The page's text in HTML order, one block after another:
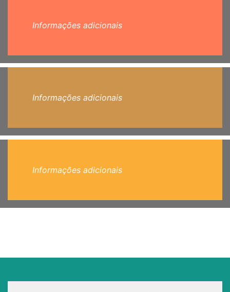
Informações adicionais
Informações adicionais
Informações adicionais